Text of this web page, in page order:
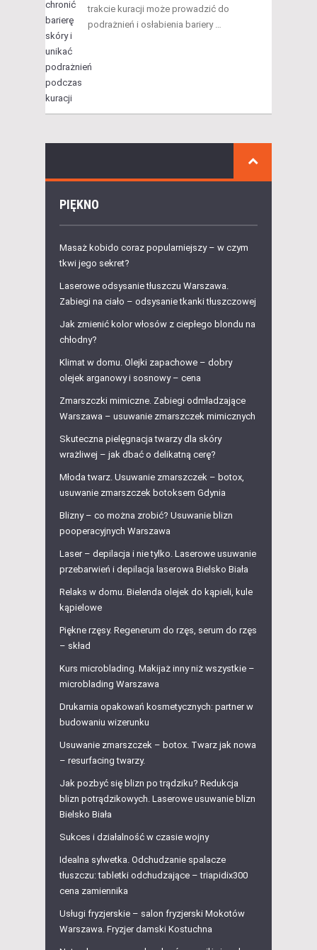
trakcie kuracji może prowadzić do
podrażnień i osłabienia bariery …
PIĘKNO
Masaż kobido coraz popularniejszy – w czym
tkwi jego sekret?
Laserowe odsysanie tłuszczu Warszawa.
Zabiegi na ciało – odsysanie tkanki tłuszczowej
Jak zmienić kolor włosów z ciepłego blondu na
chłodny?
Klimat w domu. Olejki zapachowe – dobry
olejek arganowy i sosnowy – cena
Zmarszczki mimiczne. Zabiegi odmładzające
Warszawa – usuwanie zmarszczek mimicznych
Skuteczna pielęgnacja twarzy dla skóry
wrażliwej – jak dbać o delikatną cerę?
Młoda twarz. Usuwanie zmarszczek – botox,
usuwanie zmarszczek botoksem Gdynia
Blizny – co można zrobić? Usuwanie blizn
pooperacyjnych Warszawa
Laser – depilacja i nie tylko. Laserowe usuwanie
przebarwień i depilacja laserowa Bielsko Biała
Relaks w domu. Bielenda olejek do kąpieli, kule
kąpielowe
Piękne rzęsy. Regenerum do rzęs, serum do rzęs
– skład
Kurs microblading. Makijaż inny niż wszystkie –
microblading Warszawa
Drukarnia opakowań kosmetycznych: partner w
budowaniu wizerunku
Usuwanie zmarszczek – botox. Twarz jak nowa
– resurfacing twarzy.
Jak pozbyć się blizn po trądziku? Redukcja
blizn potrądzikowych. Laserowe usuwanie blizn
Bielsko Biała
Sukces i działalność w czasie wojny
Idealna sylwetka. Odchudzanie spalacze
tłuszczu: tabletki odchudzające – triapidix300
cena zamiennika
Usługi fryzjerskie – salon fryzjerski Mokotów
Warszawa. Fryzjer damski Kostuchna